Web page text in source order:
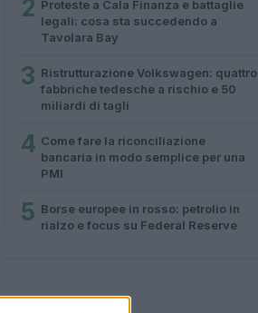
2 Proteste a Cala Finanza e battaglie
legali: cosa sta succedendo a
Tavolara Bay
3 Ristrutturazione Volkswagen: quattro
fabbriche tedesche a rischio e 50
miliardi di tagli
4 Come fare la riconciliazione
bancaria in modo semplice per una
PMI
5 Borse europee in rosso: petrolio in
rialzo e focus su Federal Reserve